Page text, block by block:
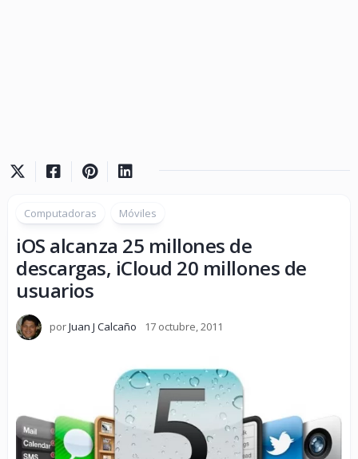
Computadoras Móviles
iOS alcanza 25 millones de
descargas, iCloud 20 millones de
usuarios
porJuan J Calcaño 17 octubre, 2011